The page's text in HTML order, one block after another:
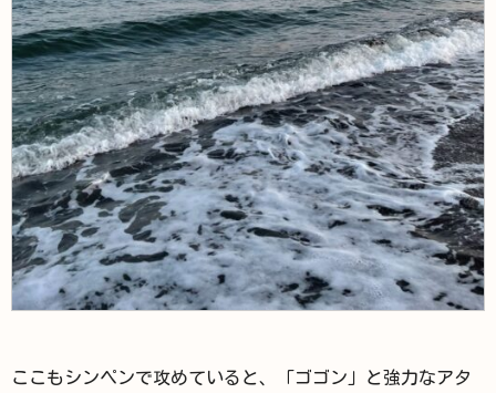
ここもシンペンで攻めていると、「ゴゴン」と強力なアタ